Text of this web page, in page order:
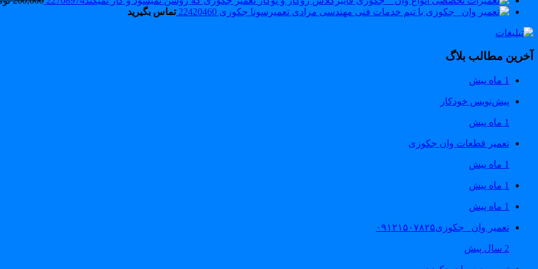
تعمیرسونا جکوزی 22420460
تماس بگیرید
آخرین مطالب بلاگ
1 ماه پیش
پیش‌نویس خودکار
1 ماه پیش
تعمیر قطعات وان جکوزی
1 ماه پیش
1 ماه پیش
1 ماه پیش
تعمیر وان _جکوزی۰۹۱۲۱۵۰۷۸۲۵
2 سال پیش